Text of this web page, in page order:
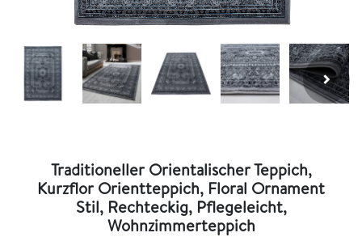
Traditioneller Orientalischer Teppich,
Kurzflor Orientteppich, Floral Ornament
Stil, Rechteckig, Pflegeleicht,
Wohnzimmerteppich